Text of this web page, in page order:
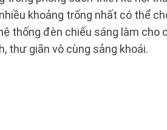
khoảng trống nhất có thể
thống đèn chiếu sáng làm cho
thư giãn vô cùng sảng khoái.